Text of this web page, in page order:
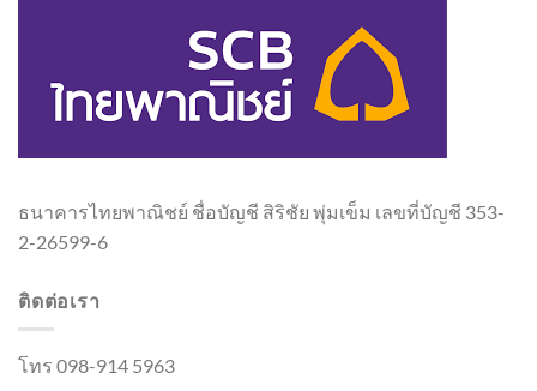
ธนาคารไทยพาณิชย์ ชื่อบัญชี สิริชัย พุ่มเข็ม เลขที่บัญชี 353-
2-26599-6
ติดต่อเรา
โทร 098-914 5963